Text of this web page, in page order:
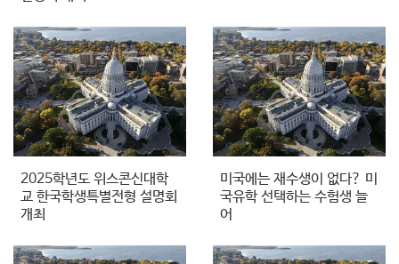
2025학년도 위스콘신대학
교 한국학생특별전형 설명회
개최
미국에는 재수생이 없다? 미
국유학 선택하는 수험생 늘
어